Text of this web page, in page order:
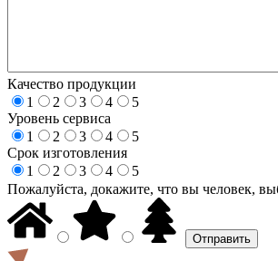
Качество продукции
1
2 3 4
5
Уровень сервиса
1
2 3 4
5
Срок изготовления
1
2 3 4
5
Пожалуйста, докажите, что вы человек,